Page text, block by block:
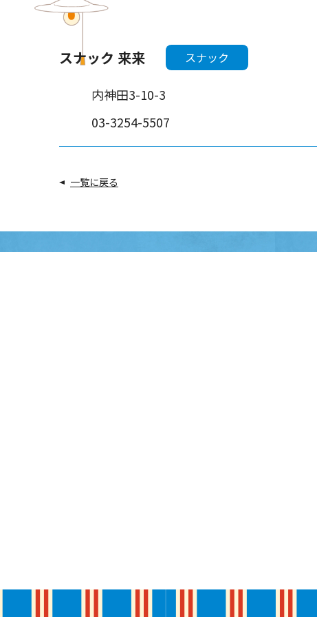
スナック 来来 スナック
内神田3-10-3
03-3254-5507
一覧に戻る